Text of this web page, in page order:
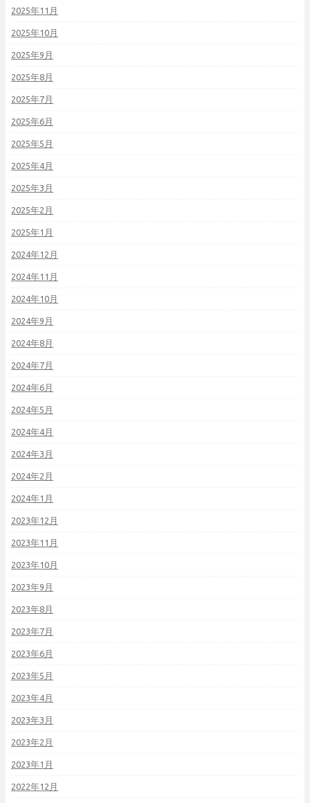
2025年11月
2025年10月
2025年9月
2025年8月
2025年7月
2025年6月
2025年5月
2025年4月
2025年3月
2025年2月
2025年1月
2024年12月
2024年11月
2024年10月
2024年9月
2024年8月
2024年7月
2024年6月
2024年5月
2024年4月
2024年3月
2024年2月
2024年1月
2023年12月
2023年11月
2023年10月
2023年9月
2023年8月
2023年7月
2023年6月
2023年5月
2023年4月
2023年3月
2023年2月
2023年1月
2022年12月